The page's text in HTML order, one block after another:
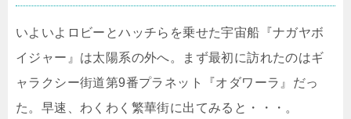
いよいよロビーとハッチらを乗せた宇宙船『ナガヤボ
イジャー』は太陽系の外へ。まず最初に訪れたのはギ
ャラクシー街道第9番プラネット『オダワーラ』だっ
た。早速、わくわく繁華街に出てみると・・・。